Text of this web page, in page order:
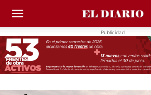
Publicidad